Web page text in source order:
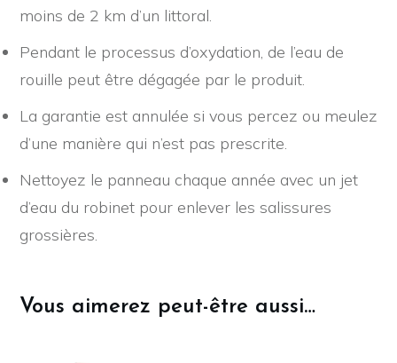
moins de 2 km d’un littoral.
Pendant le processus d’oxydation, de l’eau de
rouille peut être dégagée par le produit.
La garantie est annulée si vous percez ou meulez
d’une manière qui n’est pas prescrite.
Nettoyez le panneau chaque année avec un jet
d’eau du robinet pour enlever les salissures
grossières.
Vous aimerez peut-être aussi…